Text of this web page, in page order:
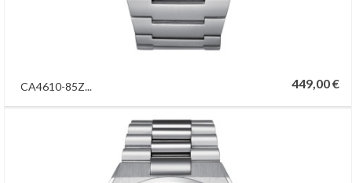
CA4610-85Z... 449,00 €